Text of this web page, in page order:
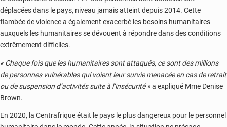
déplacées dans le pays, niveau jamais atteint depuis 2014. Cette
flambée de violence a également exacerbé les besoins humanitaires
auxquels les humanitaires se dévouent à répondre dans des conditions
extrêmement difficiles.
« Chaque fois que les humanitaires sont attaqués, ce sont des millions
de personnes vulnérables qui voient leur survie menacée en cas de retrait
ou de suspension d’activités suite à l’insécurité »a expliqué Mme Denise
Brown.
En 2020, la Centrafrique était le pays le plus dangereux pour le personnel